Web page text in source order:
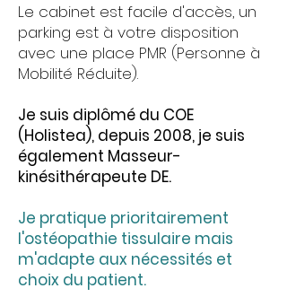
Le cabinet est facile d'accès, un
parking est à votre disposition
avec une place PMR (Personne à
Mobilité Réduite).
Je suis diplômé du COE
(Holistea), depuis 2008, je suis
également Masseur-
kinésithérapeute DE.
Je pratique prioritairement
l'ostéopathie tissulaire mais
m'adapte aux nécessités et
choix du patient.